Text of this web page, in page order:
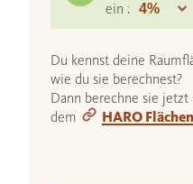
ein :
Du kennst deine
wie du sie berechnest?
Dann berechne sie
dem
HARO